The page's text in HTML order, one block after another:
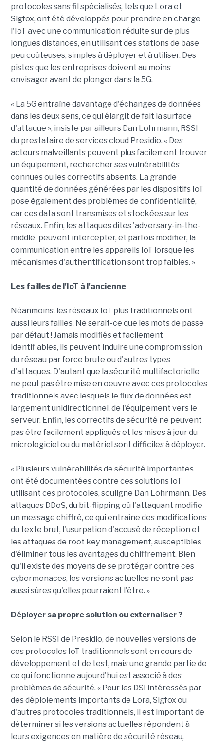
protocoles sans fil spécialisés, tels que Lora et
Sigfox, ont été développés pour prendre en charge
l'IoT avec une communication réduite sur de plus
longues distances, en utilisant des stations de base
peu coûteuses, simples à déployer et à utiliser. Des
pistes que les entreprises doivent au moins
envisager avant de plonger dans la 5G.
« La 5G entraîne davantage d'échanges de données
dans les deux sens, ce qui élargit de fait la surface
d'attaque », insiste par ailleurs Dan Lohrmann, RSSI
du prestataire de services cloud Presidio. « Des
acteurs malveillants peuvent plus facilement trouver
un équipement, rechercher ses vulnérabilités
connues ou les correctifs absents. La grande
quantité de données générées par les dispositifs IoT
pose également des problèmes de confidentialité,
car ces data sont transmises et stockées sur les
réseaux. Enfin, les attaques dites 'adversary-in-the-
middle' peuvent intercepter, et parfois modifier, la
communication entre les appareils IoT lorsque les
mécanismes d'authentification sont trop faibles. »
Les failles de l'IoT à l'ancienne
Néanmoins, les réseaux IoT plus traditionnels ont
aussi leurs failles. Ne serait-ce que les mots de passe
par défaut ! Jamais modifiés et facilement
identifiables, ils peuvent induire une compromission
du réseau par force brute ou d'autres types
d'attaques. D'autant que la sécurité multifactorielle
ne peut pas être mise en oeuvre avec ces protocoles
traditionnels avec lesquels le flux de données est
largement unidirectionnel, de l'équipement vers le
serveur. Enfin, les correctifs de sécurité ne peuvent
pas être facilement appliqués et les mises à jour du
micrologiciel ou du matériel sont difficiles à déployer.
« Plusieurs vulnérabilités de sécurité importantes
ont été documentées contre ces solutions IoT
utilisant ces protocoles, souligne Dan Lohrmann. Des
attaques DDoS, du bit-flipping où l'attaquant modifie
un message chiffré, ce qui entraîne des modifications
du texte brut, l'usurpation d'accusé de réception et
les attaques de root key management, susceptibles
d'éliminer tous les avantages du chiffrement. Bien
qu'il existe des moyens de se protéger contre ces
cybermenaces, les versions actuelles ne sont pas
aussi sûres qu'elles pourraient l'être. »
Déployer sa propre solution ou externaliser ?
Selon le RSSI de Presidio, de nouvelles versions de
ces protocoles IoT traditionnels sont en cours de
développement et de test, mais une grande partie de
ce qui fonctionne aujourd'hui est associé à des
problèmes de sécurité. « Pour les DSI intéressés par
des déploiements importants de Lora, Sigfox ou
d'autres protocoles traditionnels, il est important de
déterminer si les versions actuelles répondent à
leurs exigences en matière de sécurité réseau,